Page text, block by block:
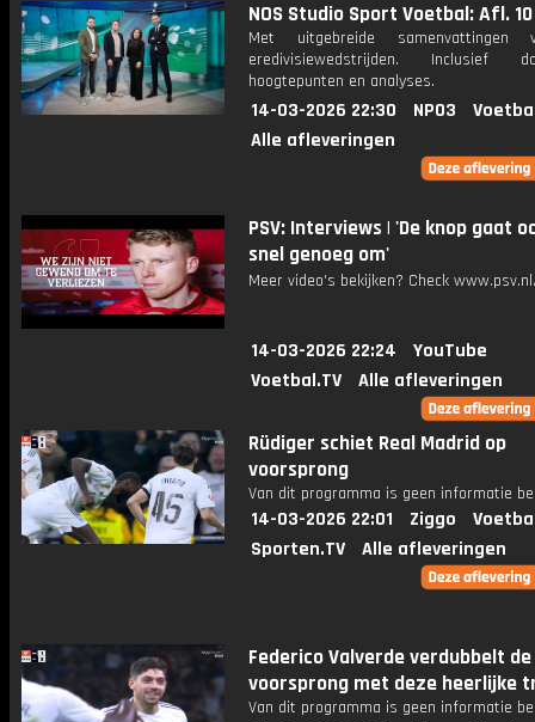
NOS Studio Sport Voetbal: Afl. 10
Met uitgebreide samenvattingen
eredivisiewedstrijden. Inclusief
hoogtepunten en analyses.
14-03-2026 22:30 NPO3
Alle afleveringen
PSV: Interviews | 'De knop gaat
snel genoeg om'
Meer video's bekijken? Check
14-03-2026 22:24
YouTube
Voetbal.TV
Alle afleveringen
Rüdiger schiet Real Madrid op
voorsprong
Van dit programma is geen informatie
14-03-2026 22:01 Ziggo
Sporten.TV
Alle afleveringen
Federico Valverde verdubbelt de
voorsprong met deze heerlijke
Van dit programma is geen informatie